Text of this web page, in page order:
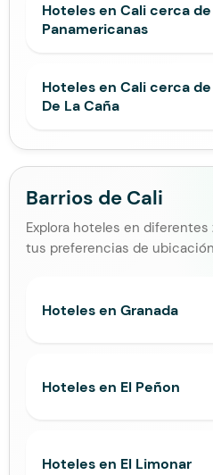
Hoteles en Cali cerca
Panamericanas
Hoteles en Cali cerca
De La Caña
Barrios de Cali
Explora hoteles en
tus preferencias de
Hoteles en Granada
Hoteles en El Peñon
Hoteles en El Limonar